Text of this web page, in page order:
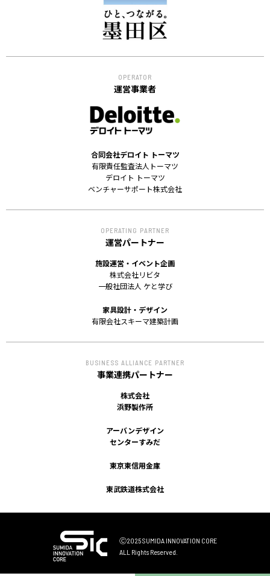
OPERATOR
運営事業者
合同会社デロイト トーマツ
有限責任監査法人トーマツ
デロイト トーマツ
ベンチャーサポート株式会社
OPERATING PARTNER
運営パートナー
施設運営・イベント企画
株式会社リビタ
一般社団法人 ケと学び
家具設計・デザイン
有限会社スキーマ建築計画
BUSINESS ALLIANCE PARTNER
事業連携パートナー
株式会社
浜野製作所
アーバンデザイン
センターすみだ
東京東信用金庫
東武鉄道株式会社
Ⓒ2025 SUMIDA INNOVATION CORE
ALL Rights Reserved.